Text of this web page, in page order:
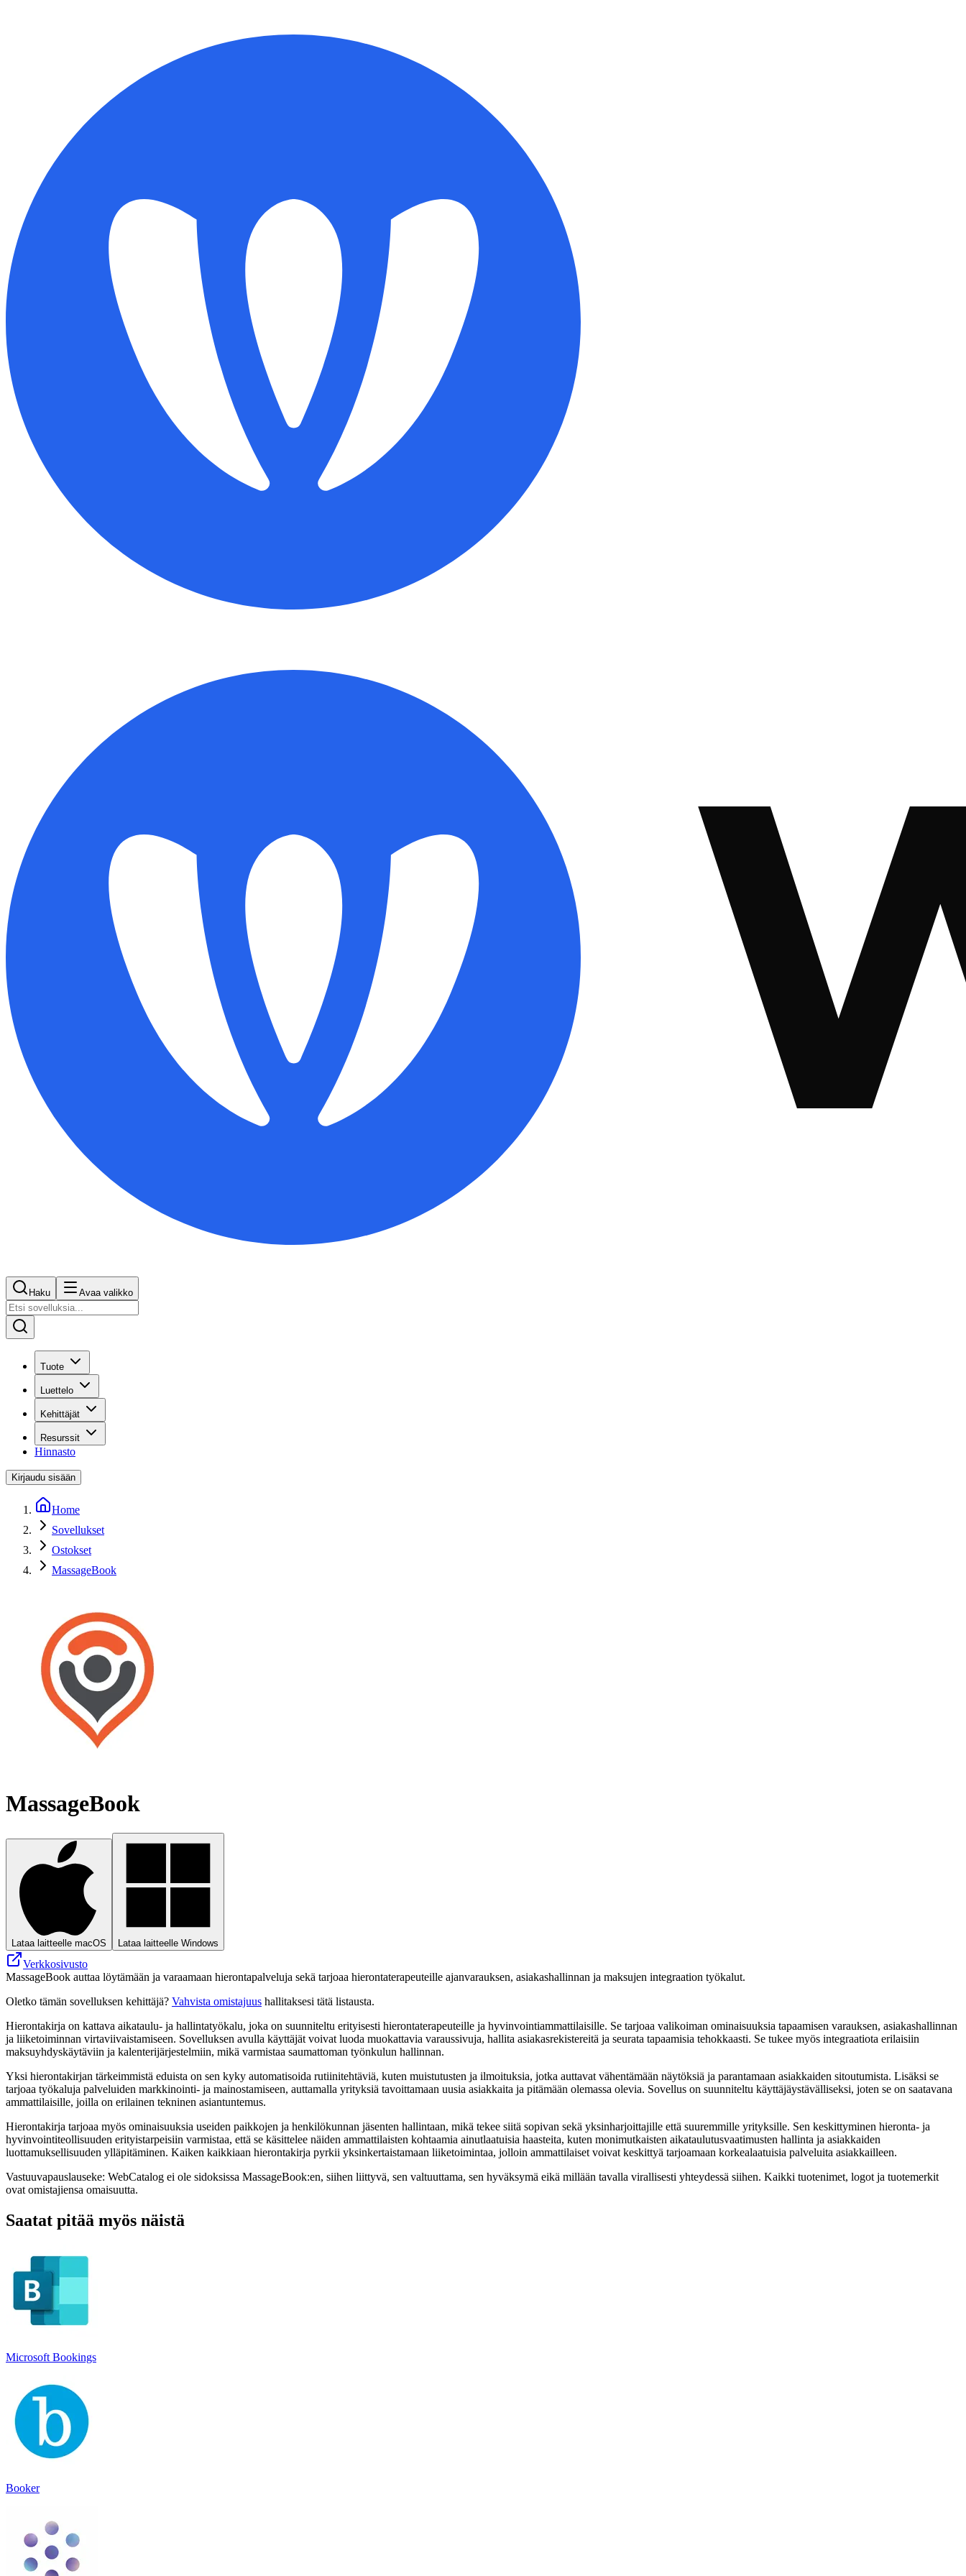
Haku Avaa valikko
Tuote
Luettelo
Kehittäjät
Resurssit
Hinnasto
Kirjaudu sisään
Home
Sovellukset
Ostokset
MassageBook
MassageBook
Lataa laitteelle macOS Lataa laitteelle Windows
Verkkosivusto
MassageBook auttaa löytämään ja varaamaan hierontapalveluja sekä tarjoaa hierontaterapeuteille ajanvarauksen, asiakashallinnan ja maksujen integraation työkalut.
Oletko tämän sovelluksen kehittäjä? Vahvista omistajuus hallitaksesi tätä listausta.
Hierontakirja on kattava aikataulu- ja hallintatyökalu, joka on suunniteltu erityisesti hierontaterapeuteille ja hyvinvointiammattilaisille. Se tarjoaa valikoiman ominaisuuksia tapaamisen varauksen, asiakashallinnan
ja liiketoiminnan virtaviivaistamiseen. Sovelluksen avulla käyttäjät voivat luoda muokattavia varaussivuja, hallita asiakasrekistereitä ja seurata tapaamisia tehokkaasti. Se tukee myös integraatiota erilaisiin
maksuyhdyskäytäviin ja kalenterijärjestelmiin, mikä varmistaa saumattoman työnkulun hallinnan.
Yksi hierontakirjan tärkeimmistä eduista on sen kyky automatisoida rutiinitehtäviä, kuten muistutusten ja ilmoituksia, jotka auttavat vähentämään näytöksiä ja parantamaan asiakkaiden sitoutumista. Lisäksi se
tarjoaa työkaluja palveluiden markkinointi- ja mainostamiseen, auttamalla yrityksiä tavoittamaan uusia asiakkaita ja pitämään olemassa olevia. Sovellus on suunniteltu käyttäjäystävälliseksi, joten se on saatavana
ammattilaisille, joilla on erilainen tekninen asiantuntemus.
Hierontakirja tarjoaa myös ominaisuuksia useiden paikkojen ja henkilökunnan jäsenten hallintaan, mikä tekee siitä sopivan sekä yksinharjoittajille että suuremmille yrityksille. Sen keskittyminen hieronta- ja
hyvinvointiteollisuuden erityistarpeisiin varmistaa, että se käsittelee näiden ammattilaisten kohtaamia ainutlaatuisia haasteita, kuten monimutkaisten aikataulutusvaatimusten hallinta ja asiakkaiden
luottamuksellisuuden ylläpitäminen. Kaiken kaikkiaan hierontakirja pyrkii yksinkertaistamaan liiketoimintaa, jolloin ammattilaiset voivat keskittyä tarjoamaan korkealaatuisia palveluita asiakkailleen.
Vastuuvapauslauseke: WebCatalog ei ole sidoksissa MassageBook:en, siihen liittyvä, sen valtuuttama, sen hyväksymä eikä millään tavalla virallisesti yhteydessä siihen. Kaikki tuotenimet, logot ja tuotemerkit
ovat omistajiensa omaisuutta.
Saatat pitää myös näistä
Microsoft Bookings
Booker